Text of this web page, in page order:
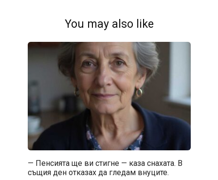
You may also like
— Пенсията ще ви стигне — каза снахата. В
същия ден отказах да гледам внуците.